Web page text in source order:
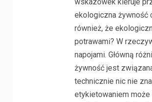
ekologiczna żywność
również, że
potrawami? W
napojami. Główną
żywność jest
technicznie nic nie
etykietowaniem może